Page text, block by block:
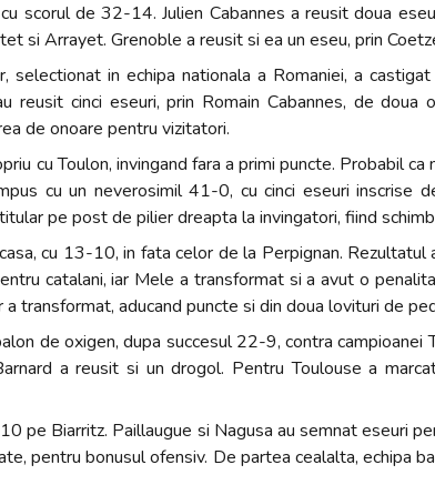
scorul de 32-14. Julien Cabannes a reusit doua
si Arrayet. Grenoble a reusit si ea un eseu, prin
selectionat in echipa nationala a Romaniei, a
reusit cinci eseuri, prin Romain Cabannes, de doua
de onoare pentru vizitatori.
cu Toulon, invingand fara a primi puncte. Probabil
cu un neverosimil 41-0, cu cinci eseuri inscrise
pe post de pilier dreapta la invingatori, fiind
cu 13-10, in fata celor de la Perpignan. Rezultatul
catalani, iar Mele a transformat si a avut o
transformat, aducand puncte si din doua lovituri de
de oxigen, dupa succesul 22-9, contra campioanei
a reusit si un drogol. Pentru Toulouse a
pe Biarritz. Paillaugue si Nagusa au semnat eseuri
pentru bonusul ofensiv. De partea cealalta, echipa